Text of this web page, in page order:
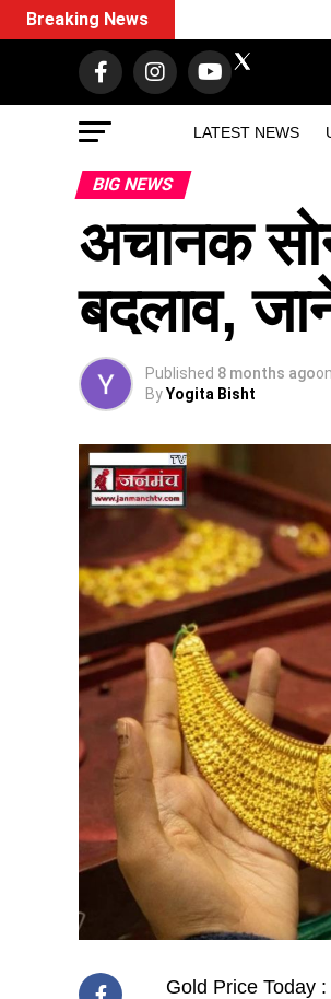
LATEST NEWS
Breaking News
BIG NEWS
अचानक
बदलाव,
Published 8 months agoon
ByYogita Bisht
Gold Price Today :